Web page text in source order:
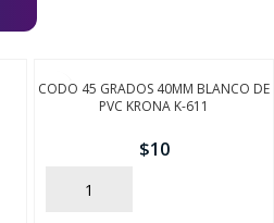
CODO 45 GRADOS 40MM BLANCO DE
PVC KRONA K-611
$10
AÑADIR